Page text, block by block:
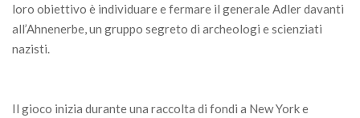
loro obiettivo è individuare e fermare il generale Adler davanti
all’Ahnenerbe, un gruppo segreto di archeologi e scienziati
nazisti.
Il gioco inizia durante una raccolta di fondi a New York e